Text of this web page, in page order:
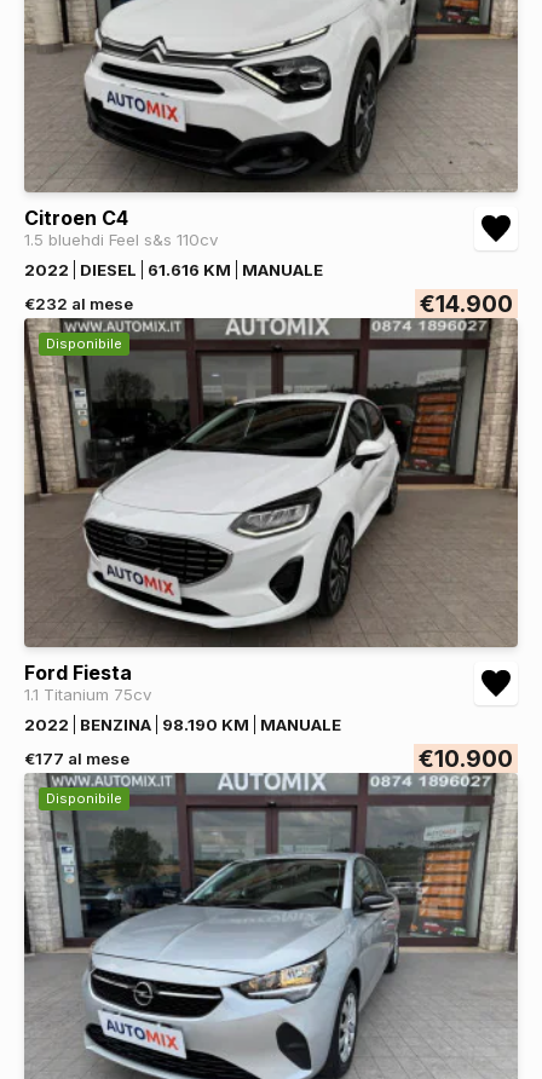
Citroen C4
1.5 bluehdi Feel s&s 110cv
2022
DIESEL 61.616 KM
MANUALE
€232 al mese
€14.900
Disponibile
Ford Fiesta
1.1 Titanium 75cv
2022
BENZINA 98.190 KM
MANUALE
€177 al mese
€10.900
Disponibile